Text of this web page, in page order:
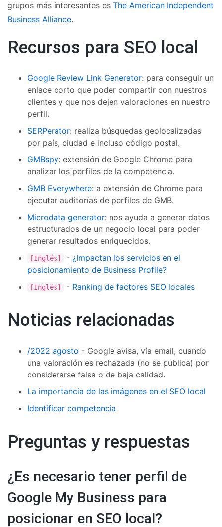
grupos más interesantes es The American Independent
Business Alliance.
Recursos para SEO local
Google Review Link Generator: para conseguir un
enlace corto que poder compartir con nuestros
clientes y que nos dejen valoraciones en nuestro
perfil.
SERPerator: realiza búsquedas geolocalizadas
por país, ciudad e incluso código postal.
GMBspy: extensión de Google Chrome para
analizar los perfiles de la competencia.
GMB Everywhere: a extensión de Chrome para
ejecutar auditorías de perfiles de GMB.
Microdata generator: nos ayuda a generar datos
estructurados de un negocio local para poder
generar resultados enriquecidos.
[Inglés] - ¿Impactan los servicios en el
posicionamiento de Business Profile?
[Inglés] - Ranking de factores SEO locales
Noticias relacionadas
/2022 agosto - Google avisa, vía email, cuando
una valoración es rechazada (no se publica) por
considerarse falsa o de baja calidad.
La importancia de las imágenes en el SEO local
Identificar competencia
Preguntas y respuestas
¿Es necesario tener perfil de
Google My Business para
posicionar en SEO local?